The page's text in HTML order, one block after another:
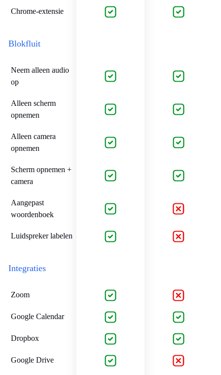
Chrome-extensie
Blokfluit
Neem alleen audio
op
Alleen scherm
opnemen
Alleen camera
opnemen
Scherm opnemen +
camera
Aangepast
woordenboek
Luidspreker labelen
Integraties
Zoom
Google Calendar
Dropbox
Google Drive